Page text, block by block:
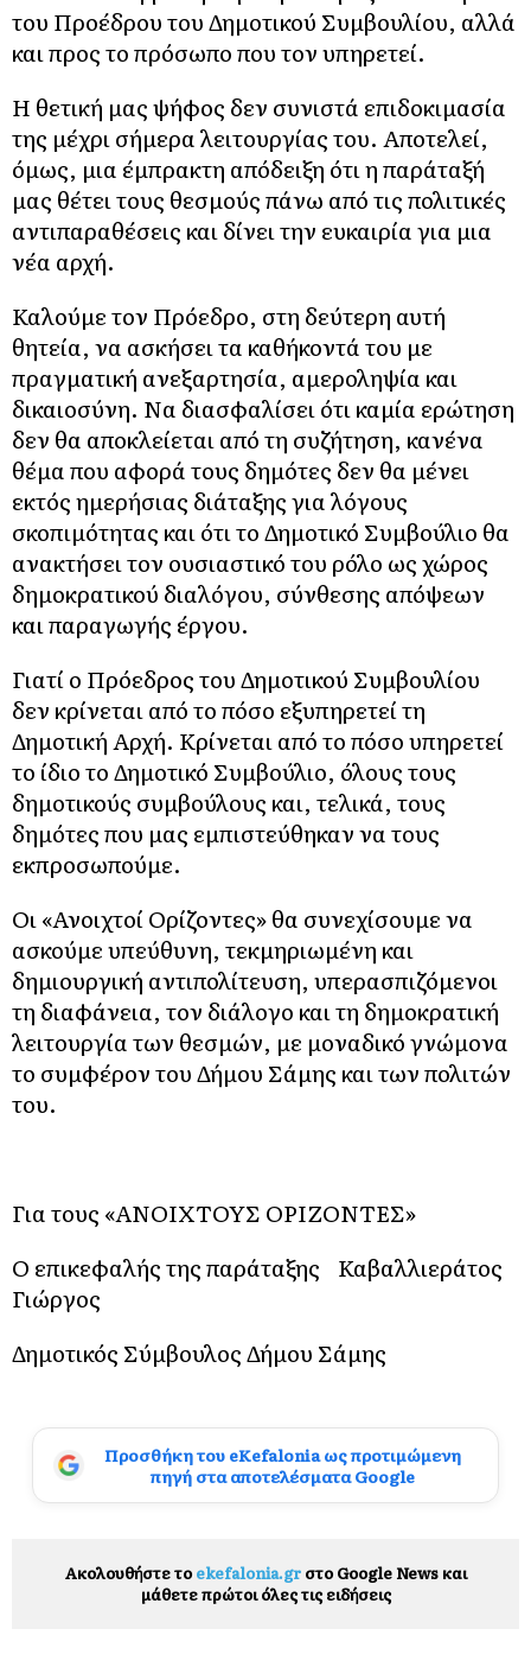
του Προέδρου του Δημοτικού Συμβουλίου, αλλά
και προς το πρόσωπο που τον υπηρετεί.
Η θετική μας ψήφος δεν συνιστά επιδοκιμασία
της μέχρι σήμερα λειτουργίας του. Αποτελεί,
όμως, μια έμπρακτη απόδειξη ότι η παράταξή
μας θέτει τους θεσμούς πάνω από τις πολιτικές
αντιπαραθέσεις και δίνει την ευκαιρία για μια
νέα αρχή.
Καλούμε τον Πρόεδρο, στη δεύτερη αυτή
θητεία, να ασκήσει τα καθήκοντά του με
πραγματική ανεξαρτησία, αμεροληψία και
δικαιοσύνη. Να διασφαλίσει ότι καμία ερώτηση
δεν θα αποκλείεται από τη συζήτηση, κανένα
θέμα που αφορά τους δημότες δεν θα μένει
εκτός ημερήσιας διάταξης για λόγους
σκοπιμότητας και ότι το Δημοτικό Συμβούλιο θα
ανακτήσει τον ουσιαστικό του ρόλο ως χώρος
δημοκρατικού διαλόγου, σύνθεσης απόψεων
και παραγωγής έργου.
Γιατί ο Πρόεδρος του Δημοτικού Συμβουλίου
δεν κρίνεται από το πόσο εξυπηρετεί τη
Δημοτική Αρχή. Κρίνεται από το πόσο υπηρετεί
το ίδιο το Δημοτικό Συμβούλιο, όλους τους
δημοτικούς συμβούλους και, τελικά, τους
δημότες που μας εμπιστεύθηκαν να τους
εκπροσωπούμε.
Οι «Ανοιχτοί Ορίζοντες» θα συνεχίσουμε να
ασκούμε υπεύθυνη, τεκμηριωμένη και
δημιουργική αντιπολίτευση, υπερασπιζόμενοι
τη διαφάνεια, τον διάλογο και τη δημοκρατική
λειτουργία των θεσμών, με μοναδικό γνώμονα
το συμφέρον του Δήμου Σάμης και των πολιτών
του.
Για τους «ΑΝΟΙΧΤΟΥΣ ΟΡΙΖΟΝΤΕΣ»
Ο επικεφαλής της παράταξης Καβαλλιεράτος
Γιώργος
Δημοτικός Σύμβουλος Δήμου Σάμης
Προσθήκη του eKefalonia ως προτιμώμενη
πηγή στα αποτελέσματα Google
Ακολουθήστε το ekefalonia.grστο Google News και
μάθετε πρώτοι όλες τις ειδήσεις